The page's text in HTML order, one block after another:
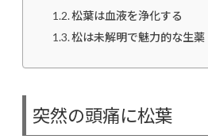
松葉は血液を浄化する
松は未解明で魅力的な生薬
突然の頭痛に松葉